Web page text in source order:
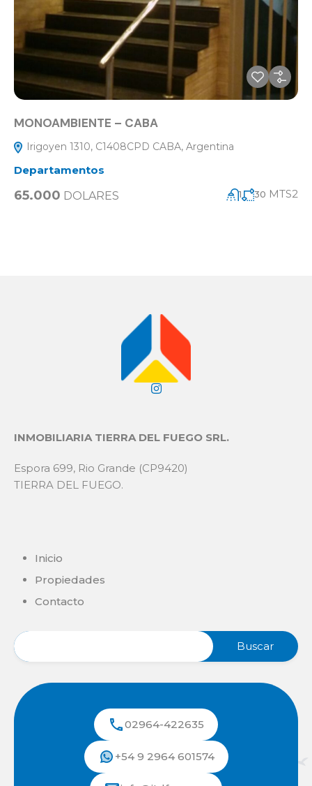
MONOAMBIENTE – CABA
Irigoyen 1310, C1408CPD CABA, Argentina
Departamentos
65.000 DOLARES 1 30 MTS2
INMOBILIARIA TIERRA DEL FUEGO SRL.
Espora 699, Rio Grande (CP9420)
TIERRA DEL FUEGO.
Inicio
Propiedades
Contacto
02964-422635
+54 9 2964 601574